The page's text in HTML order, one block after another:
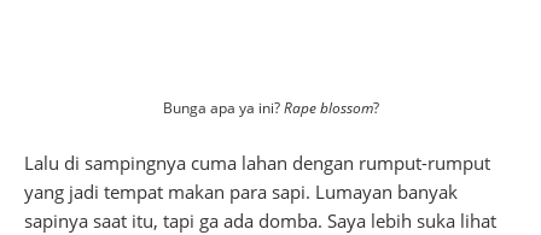
Bunga apa ya ini?Rape blossom?
Lalu di sampingnya cuma lahan dengan rumput-rumput
yang jadi tempat makan para sapi. Lumayan banyak
sapinya saat itu, tapi ga ada domba. Saya lebih suka lihat